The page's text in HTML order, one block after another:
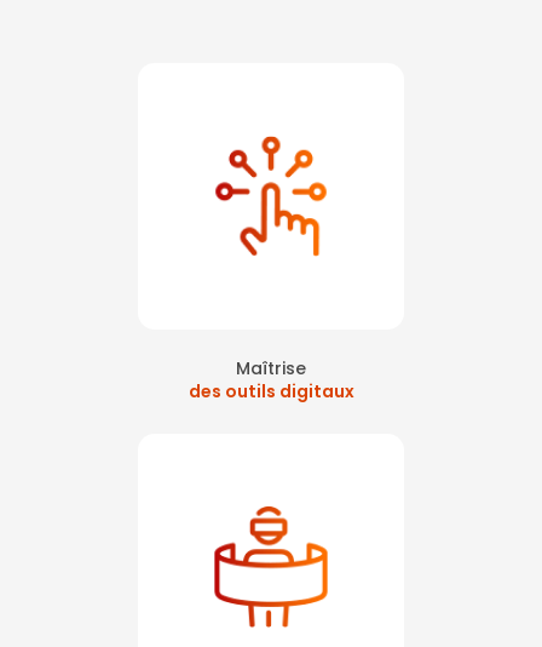
Maîtrise
des outils digitaux